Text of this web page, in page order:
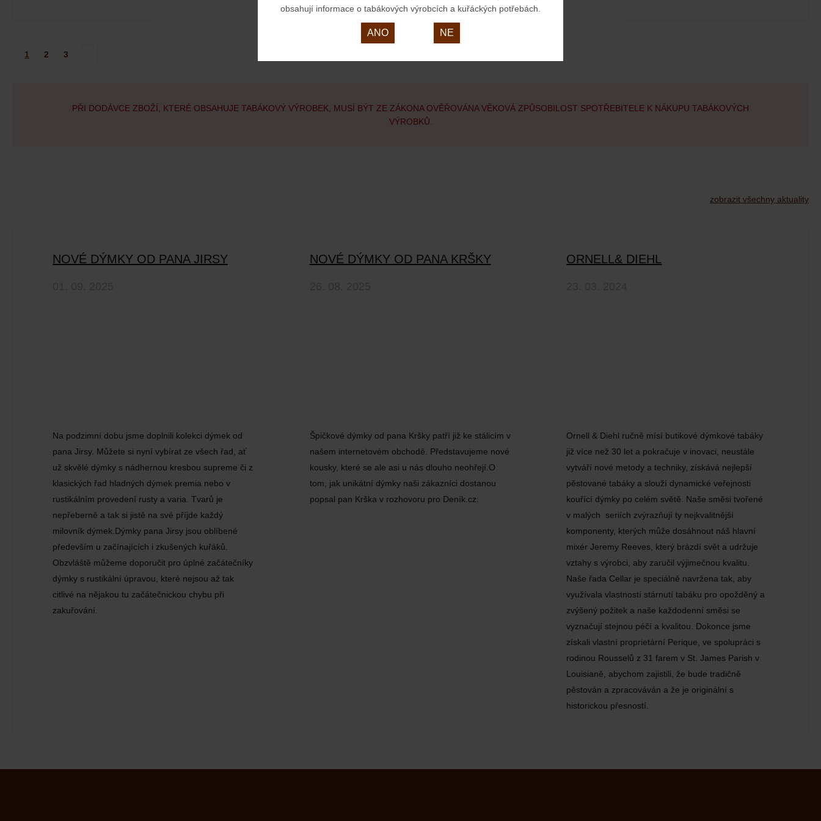
1 2 3
PŘI DODÁVCE ZBOŽÍ, KTERÉ OBSAHUJE TABÁKOVÝ VÝROBEK, MUSÍ BÝT ZE ZÁKONA OVĚŘOVÁNA VĚKOVÁ ZPŮSOBILOST SPOTŘEBITELE K NÁKUPU TABÁKOVÝCH
VÝROBKŮ.
zobrazit všechny aktuality
NOVÉ DÝMKY OD PANA JIRSY
Na podzimní dobu jsme doplnili kolekci dýmek od
pana Jirsy. Můžete si nyní vybírat ze všech řad, ať
už skvělé dýmky s nádhernou kresbou supreme či z
klasických řad hladných dýmek premia nebo v
rustikálním provedení rusty a varia. Tvarů je
nepřeberně a tak si jistě na své příjde každý
milovník dýmek.Dýmky pana Jirsy jsou oblíbené
především u začínajících i zkušených kuřáků.
Obzvláště můžeme doporučit pro úplné začátečníky
dýmky s rustikální úpravou, které nejsou až tak
citlivé na nějakou tu začátečnickou chybu při
zakuřování.
NOVÉ DÝMKY OD PANA KRŠKY
Špičkové dýmky od pana Kršky patří již ke stálicím v
našem internetovém obchodě. Představujeme nové
kousky, které se ale asi u nás dlouho neohřejí.O
tom, jak unikátní dýmky naši zákazníci dostanou
popsal pan Krška v rozhovoru pro Deník.cz:
ORNELL& DIEHL
Ornell & Diehl ručně mísí butikové dýmkové tabáky
již více než 30 let a pokračuje v inovaci, neustále
vytváří nové metody a techniky, získává nejlepší
pěstované tabáky a slouží dynamické veřejnosti
kouřící dýmky po celém světě. Naše směsi tvořené
v malých seriích zvýrazňují ty nejkvalitnější
komponenty, kterých může dosáhnout náš hlavní
mixér Jeremy Reeves, který brázdí svět a udržuje
vztahy s výrobci, aby zaručil výjimečnou kvalitu.
Naše řada Cellar je speciálně navržena tak, aby
využívala vlastností stárnutí tabáku pro opožděný a
zvýšený požitek a naše každodenní směsi se
vyznačují stejnou péčí a kvalitou. Dokonce jsme
získali vlastní proprietární Perique, ve spolupráci s
rodinou Rousselů z 31 farem v St. James Parish v
Louisianě, abychom zajistili, že bude tradičně
pěstován a zpracováván a že je originální s
historickou přesností.
obsahují informace o tabákových výrobcích a kuřáckých potřebách.
ANO NE